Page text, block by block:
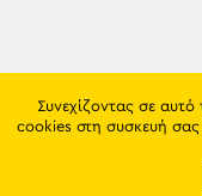
Συνεχίζοντας σε
cookies στη συσκευή